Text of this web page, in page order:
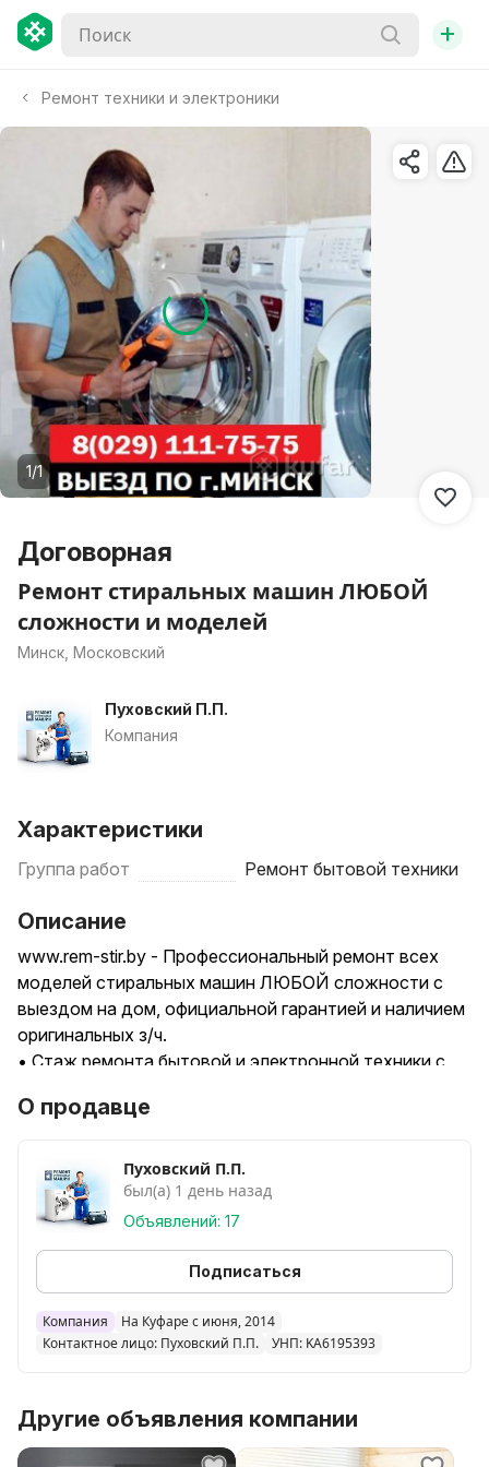
+
Ремонт техники и электроники
1/1
Договорная
Ремонт стиральных машин ЛЮБОЙ
сложности и моделей
Минск, Московский
Пуховский П.П.
Компания
Характеристики
Группа работ Ремонт бытовой техники
Описание
www.rem-stir.by - Профессиональный ремонт всех
моделей стиральных машин ЛЮБОЙ сложности с
выездом на дом, официальной гарантией и наличием
оригинальных з/ч.
• Стаж ремонта бытовой и электронной техники с
• Ремонт стиральных машин любых марок AEG, Ardo,
Gorenje, Indesit, LG, Samsung, Siemens, Whirpool,
Zanussi , Bompani , Privileg , AEG, Miele и другие
• Ремонт возможен на дому у клиента (с собой на
выезде полный набор запчастей и инструмент) или с
забором в мастерскую.
• Документальное сопровождение - гарантия, чек.
• Выезд по г. Минск и Минскому району.
• Работаем ежедневно с 8.00 - до 21.00.
• Низкие цены и скидки (пенсионерам, инвалидам,
многодетным семьям).
О продавце
Пуховский П.П.
был(а) 1 день назад
Объявлений: 17
Подписаться
Компания
На Куфаре с июня, 2014
Контактное лицо: Пуховский П.П.
УНП: KA6195393
Другие объявления компании